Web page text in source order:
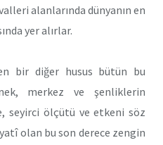
alanlarında dünyanın en
yer alırlar.
bir diğer husus bütün bu
merkez ve şenliklerin
seyirci ölçütü ve etkeni söz
olan bu son derece zengin